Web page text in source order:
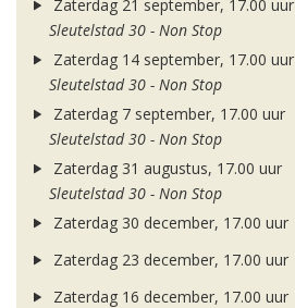
Zaterdag 21 september, 17.00 uur
Sleutelstad 30 - Non Stop
Zaterdag 14 september, 17.00 uur
Sleutelstad 30 - Non Stop
Zaterdag 7 september, 17.00 uur
Sleutelstad 30 - Non Stop
Zaterdag 31 augustus, 17.00 uur
Sleutelstad 30 - Non Stop
Zaterdag 30 december, 17.00 uur
Zaterdag 23 december, 17.00 uur
Zaterdag 16 december, 17.00 uur